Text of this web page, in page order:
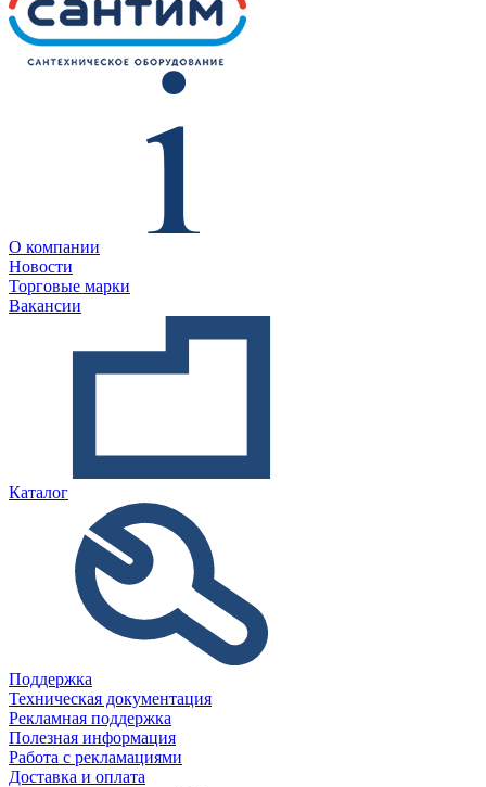
О компании
Новости
Торговые марки
Вакансии
Каталог
Поддержка
Техническая документация
Рекламная поддержка
Полезная информация
Работа с рекламациями
Доставка и оплата